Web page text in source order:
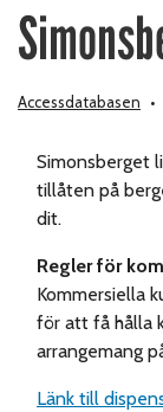
Accessdatabasen
Simonsberget
tillåten på
dit.
Regler för
Kommersiella
för att få hålla
arrangemang
Länk till